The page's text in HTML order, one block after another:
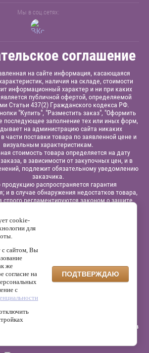
Мы в соц.сетях:
соглашение
на сайте информация, касающаяся
наличия на складе, стоимости
информационный характер и ни при каких
публичной офертой, определяемой
Статьи 437(2) Гражданского кодекса РФ.
"Купить", "Разместить заказ", "Оформить
последующее заполнение тех или иных форм,
на администрацию сайта никаких
части поставки товара по заявленной цене и
визуальным характеристикам.
стоимость товара определяется на дату
в зависимости от закупочных цен, и в
подлежит обязательному уведомлению
заказчика.
распространяется гарантия
и в случае обнаружения недостатков товара,
строго регламентируются законом о защите
информация:
Павлинов Антон Вячеславович,
к/с: 30101810200000000824, БИК: 042202824
сервис веб-аналитики Яндекс.Метрика,
файлы cookie и данные о поведении
Данные обрабатываются ООО «Яндекс» в
с его политикой конфиденциальности.
сайта не использует эти данные для
обработки персональных данных.
кроватей, мебели и других аксессуаров
cookie-
для
с сайтом, Вы
же
согласие на
с
ПОДТВЕРЖДАЮ